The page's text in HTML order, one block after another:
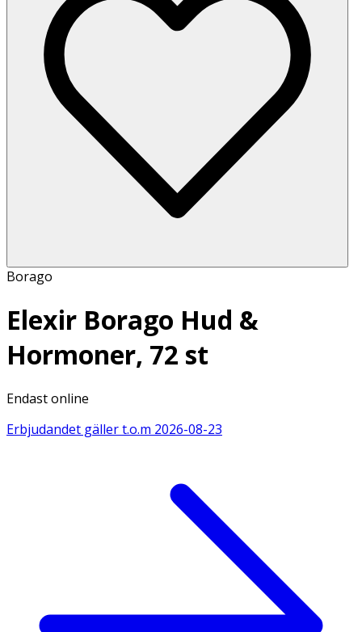
Borago
Elexir Borago Hud &
Hormoner, 72 st
Endast online
Erbjudandet gäller t.o.m 2026-08-23